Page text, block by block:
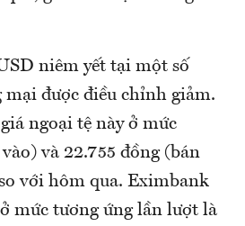
niêm yết tại một số
mại được điều chỉnh giảm.
ngoại tệ này ở mức
và 22.755 đồng (bán
với hôm qua. Eximbank
mức tương ứng lần lượt là